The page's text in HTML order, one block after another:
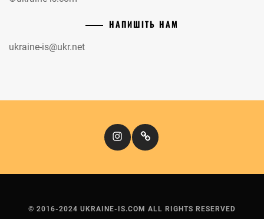
НАПИШІТЬ НАМ
ukraine-is@ukr.net
InstagramКіномандри
© 2016-2024 UKRAINE-IS.COM ALL RIGHTS RESERVED